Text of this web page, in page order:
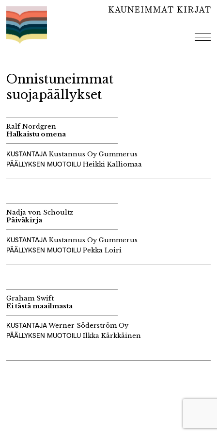
Hyppää
sisältöön
Onnistuneimmat
suojapäällykset
Ralf Nordgren
Halkaistu omena
KUSTANTAJA Kustannus Oy Gummerus
PÄÄLLYKSEN MUOTOILU Heikki Kalliomaa
Nadja von Schoultz
Päiväkirja
KUSTANTAJA Kustannus Oy Gummerus
PÄÄLLYKSEN MUOTOILU Pekka Loiri
Graham Swift
Ei tästä maailmasta
KUSTANTAJAWerner Söderström Oy
PÄÄLLYKSEN MUOTOILU Ilkka Kärkkäinen